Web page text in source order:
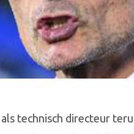
technisch directeur